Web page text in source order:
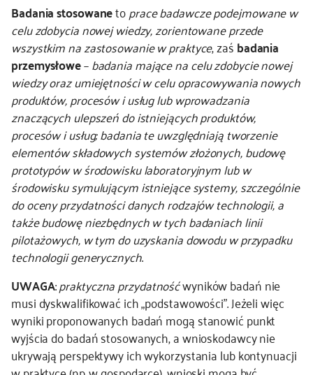
Badania stosowanetoprace badawcze podejmowane w
celu zdobycia nowej wiedzy, zorientowane przede
wszystkim na zastosowanie w praktyce, zaśbadania
przemysłowe–badania mające na celu zdobycie nowej
wiedzy oraz umiejętności w celu opracowywania nowych
produktów, procesów i usług lub wprowadzania
znaczących ulepszeń do istniejących produktów,
procesów i usług; badania te uwzględniają tworzenie
elementów składowych systemów złożonych, budowę
prototypów w środowisku laboratoryjnym lub w
środowisku symulującym istniejące systemy, szczególnie
do oceny przydatności danych rodzajów technologii, a
także budowę niezbędnych w tych badaniach linii
pilotażowych, w tym do uzyskania dowodu w przypadku
technologii generycznych.
UWAGA:praktyczna przydatnośćwyników badań nie
musi dyskwalifikować ich „podstawowości”. Jeżeli więc
wyniki proponowanych badań mogą stanowić punkt
wyjścia do badań stosowanych, a wnioskodawcy nie
ukrywają perspektywy ich wykorzystania lub kontynuacji